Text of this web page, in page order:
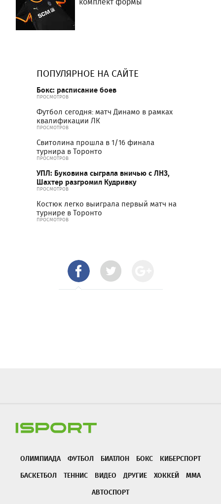
ПОПУЛЯРНОЕ НА САЙТЕ
Бокс: расписание боев
ПРОСМОТРОВ
Футбол сегодня: матч Динамо в рамках
квалификации ЛК
ПРОСМОТРОВ
Свитолина прошла в 1/16 финала
турнира в Торонто
ПРОСМОТРОВ
УПЛ: Буковина сыграла вничью с ЛНЗ,
Шахтер разгромил Кудривку
ПРОСМОТРОВ
Костюк легко выиграла первый матч на
турнире в Торонто
ПРОСМОТРОВ
ОЛИМПИАДА ФУТБОЛ БИАТЛОН БОКС
КИБЕРСПОРТ
БАСКЕТБОЛ
ТЕННИС ВИДЕО ДРУГИЕ ХОККЕЙ
ММА
АВТОСПОРТ